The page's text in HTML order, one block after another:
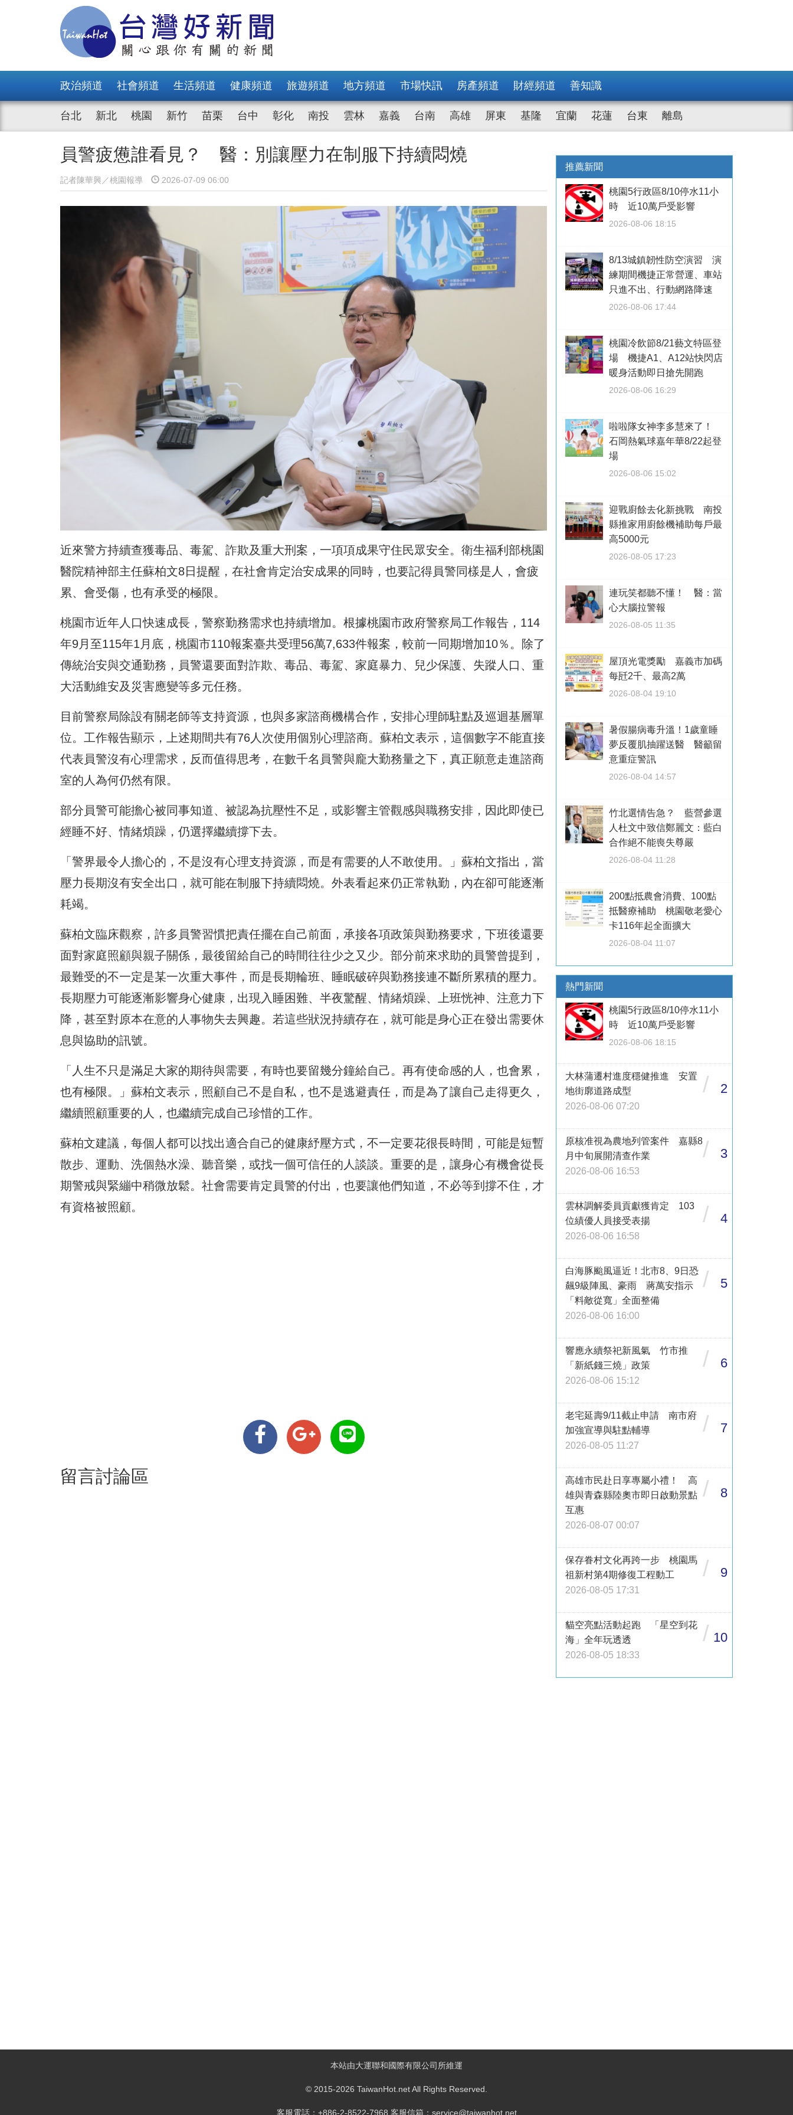
政治頻道 社會頻道 生活頻道 健康頻道 旅遊頻道 地方頻道 市場快訊 房產頻道 財經頻道 善知識
台北 新北 桃園 新竹 苗栗 台中 彰化 南投 雲林 嘉義 台南 高雄 屏東 基隆 宜蘭 花蓮 台東 離島
員警疲憊誰看見？ 醫：別讓壓力在制服下持續悶燒
記者陳華興／桃園報導 2026-07-09 06:00
近來警方持續查獲毒品、毒駕、詐欺及重大刑案，一項項成果守住民眾安全。衛生福利部桃園
醫院精神部主任蘇柏文8日提醒，在社會肯定治安成果的同時，也要記得員警同樣是人，會疲
累、會受傷，也有承受的極限。
桃園市近年人口快速成長，警察勤務需求也持續增加。根據桃園市政府警察局工作報告，114
年9月至115年1月底，桃園市110報案臺共受理56萬7,633件報案，較前一同期增加10％。除了
傳統治安與交通勤務，員警還要面對詐欺、毒品、毒駕、家庭暴力、兒少保護、失蹤人口、重
大活動維安及災害應變等多元任務。
目前警察局除設有關老師等支持資源，也與多家諮商機構合作，安排心理師駐點及巡迴基層單
位。工作報告顯示，上述期間共有76人次使用個別心理諮商。蘇柏文表示，這個數字不能直接
代表員警沒有心理需求，反而值得思考，在數千名員警與龐大勤務量之下，真正願意走進諮商
室的人為何仍然有限。
部分員警可能擔心被同事知道、被認為抗壓性不足，或影響主管觀感與職務安排，因此即使已
經睡不好、情緒煩躁，仍選擇繼續撐下去。
「警界最令人擔心的，不是沒有心理支持資源，而是有需要的人不敢使用。」蘇柏文指出，當
壓力長期沒有安全出口，就可能在制服下持續悶燒。外表看起來仍正常執勤，內在卻可能逐漸
耗竭。
蘇柏文臨床觀察，許多員警習慣把責任擺在自己前面，承接各項政策與勤務要求，下班後還要
面對家庭照顧與親子關係，最後留給自己的時間往往少之又少。部分前來求助的員警曾提到，
最難受的不一定是某一次重大事件，而是長期輪班、睡眠破碎與勤務接連不斷所累積的壓力。
長期壓力可能逐漸影響身心健康，出現入睡困難、半夜驚醒、情緒煩躁、上班恍神、注意力下
降，甚至對原本在意的人事物失去興趣。若這些狀況持續存在，就可能是身心正在發出需要休
息與協助的訊號。
「人生不只是滿足大家的期待與需要，有時也要留幾分鐘給自己。再有使命感的人，也會累，
也有極限。」蘇柏文表示，照顧自己不是自私，也不是逃避責任，而是為了讓自己走得更久，
繼續照顧重要的人，也繼續完成自己珍惜的工作。
蘇柏文建議，每個人都可以找出適合自己的健康紓壓方式，不一定要花很長時間，可能是短暫
散步、運動、洗個熱水澡、聽音樂，或找一個可信任的人談談。重要的是，讓身心有機會從長
期警戒與緊繃中稍微放鬆。社會需要肯定員警的付出，也要讓他們知道，不必等到撐不住，才
有資格被照顧。
留言討論區
推薦新聞
桃園5行政區8/10停水11小
時 近10萬戶受影響
2026-08-06 18:15
8/13城鎮韌性防空演習 演
練期間機捷正常營運、車站
只進不出、行動網路降速
2026-08-06 17:44
桃園冷飲節8/21藝文特區登
場 機捷A1、A12站快閃店
暖身活動即日搶先開跑
2026-08-06 16:29
啦啦隊女神李多慧來了！
石岡熱氣球嘉年華8/22起登
場
2026-08-06 15:02
迎戰廚餘去化新挑戰 南投
縣推家用廚餘機補助每戶最
高5000元
2026-08-05 17:23
連玩笑都聽不懂！ 醫：當
心大腦拉警報
2026-08-05 11:35
屋頂光電獎勵 嘉義市加碼
每瓩2千、最高2萬
2026-08-04 19:10
暑假腸病毒升溫！1歲童睡
夢反覆肌抽躍送醫 醫籲留
意重症警訊
2026-08-04 14:57
竹北選情告急？ 藍營參選
人杜文中致信鄭麗文：藍白
合作絕不能喪失尊嚴
2026-08-04 11:28
200點抵農會消費、100點
抵醫療補助 桃園敬老愛心
卡116年起全面擴大
2026-08-04 11:07
熱門新聞
桃園5行政區8/10停水11小
時 近10萬戶受影響
2026-08-06 18:15
大林蒲遷村進度穩健推進 安置
地街廓道路成型
2026-08-06 07:20
/ 2
原核准視為農地列管案件 嘉縣8
月中旬展開清查作業
2026-08-06 16:53
/ 3
雲林調解委員貢獻獲肯定 103
位績優人員接受表揚
2026-08-06 16:58
/ 4
白海豚颱風逼近！北市8、9日恐
飆9級陣風、豪雨 蔣萬安指示
「料敵從寬」全面整備
2026-08-06 16:00
/ 5
響應永續祭祀新風氣 竹市推
「新紙錢三燒」政策
2026-08-06 15:12
/ 6
老宅延壽9/11截止申請 南市府
加強宣導與駐點輔導
2026-08-05 11:27
/ 7
高雄市民赴日享專屬小禮！ 高
雄與青森縣陸奧市即日啟動景點
互惠
2026-08-07 00:07
/ 8
保存眷村文化再跨一步 桃園馬
祖新村第4期修復工程動工
2026-08-05 17:31
/ 9
貓空亮點活動起跑 「星空到花
海」全年玩透透
2026-08-05 18:33
/ 10
本站由大運聯和國際有限公司所維運
© 2015-2026 TaiwanHot.net All Rights Reserved.
客服電話：+886-2-8522-7968 客服信箱：service@taiwanhot.net